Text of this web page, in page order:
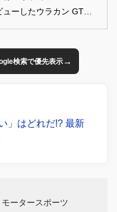
ーしたウラカン GT3は
セラーモデル。続くウ
検索で優先表示→
」はどれだ!? 最新
ータースポーツ